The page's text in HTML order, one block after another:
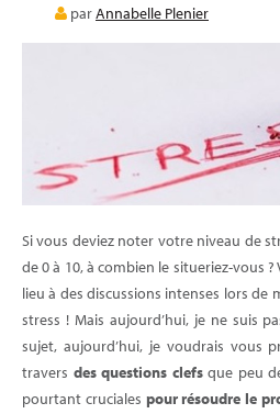
E-LEARNING
parAnnabelle Plenier
Si vous deviez noter votre niveau de
de 0 à 10, à combien le situeriez-vous
lieu à des discussions intenses lors
stress ! Mais aujourd’hui, je ne suis
sujet, aujourd’hui, je voudrais vous
travers des questions clefsque peu
pourtant cruciales pour résoudre le